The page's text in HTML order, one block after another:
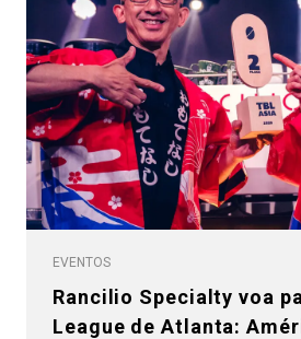
EVENTOS
Rancilio Specialty voa
League de Atlanta:
Política de Privacidade